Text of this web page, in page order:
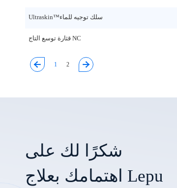
Ultraskin™سلك توجيه للماء
قثارة توسع التاج NC
1 2
شكرًا لك على
اهتمامك بعلاج Lepu